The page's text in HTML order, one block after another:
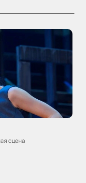
сцена